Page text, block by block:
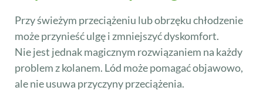
Przy świeżym przeciążeniu lub obrzęku chłodzenie
może przynieść ulgę i zmniejszyć dyskomfort.
Nie jest jednak magicznym rozwiązaniem na każdy
problem z kolanem. Lód może pomagać objawowo,
ale nie usuwa przyczyny przeciążenia.